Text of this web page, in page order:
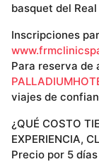
basquet del
Inscripciones
Para reserva de
viajes de
¿QUÉ COSTO
EXPERIENCIA,
Precio por 5